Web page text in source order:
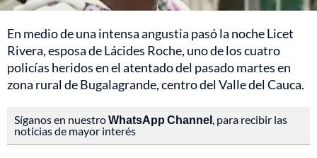
En medio de una intensa angustia pasó la noche Licet
Rivera, esposa de Lácides Roche, uno de los cuatro
policías heridos en el atentado del pasado martes en
zona rural de Bugalagrande, centro del Valle del Cauca.
Síganos en nuestroWhatsApp Channel , para recibir las
noticias de mayor interés